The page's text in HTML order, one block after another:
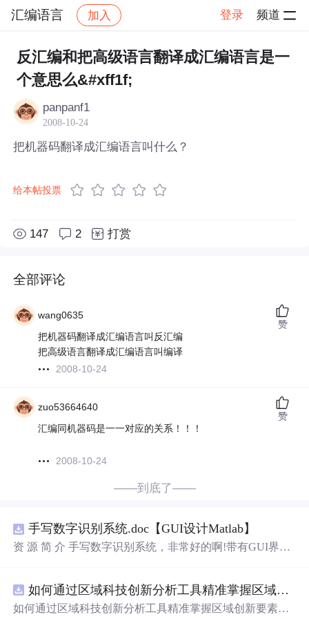
汇编语言 加入 登录 频道
社区 汇编语言 帖子详情
反汇编和把高级语言翻译成汇编语言是一
个意思么&#xff1f;
panpanf1
2008-10-24
把机器码翻译成汇编语言叫什么？
给本帖投票
147 2 打赏
全部评论
wang0635
把机器码翻译成汇编语言叫反汇编
把高级语言翻译成汇编语言叫编译
2008-10-24
赞
zuo53664640
汇编同机器码是一一对应的关系！！！
2008-10-24
赞
——到底了——
手写数字识别系统.doc【GUI设计Matlab】
资 源 简 介 手写数字识别系统，非常好的啊!带有GUI界
带有直观的图形用户界面（GUI），非常容易使用。你只
需要将手写数字输入系统，它将立即给出准确的识别结
如何通过区域科技创新分析工具精准掌握区域创新要素分布与产业链融合现状？.docx
如何通过区域科技创新分析工具精准掌握区域创新要素分